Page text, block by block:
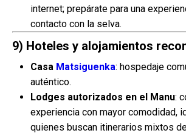
internet; prepárate para una
contacto con la selva.
9) Hoteles y alojamientos
Casa Matsiguenka: hospedaje
auténtico.
Lodges autorizados en el Manu:
experiencia con mayor comodidad,
quienes buscan itinerarios mixtos